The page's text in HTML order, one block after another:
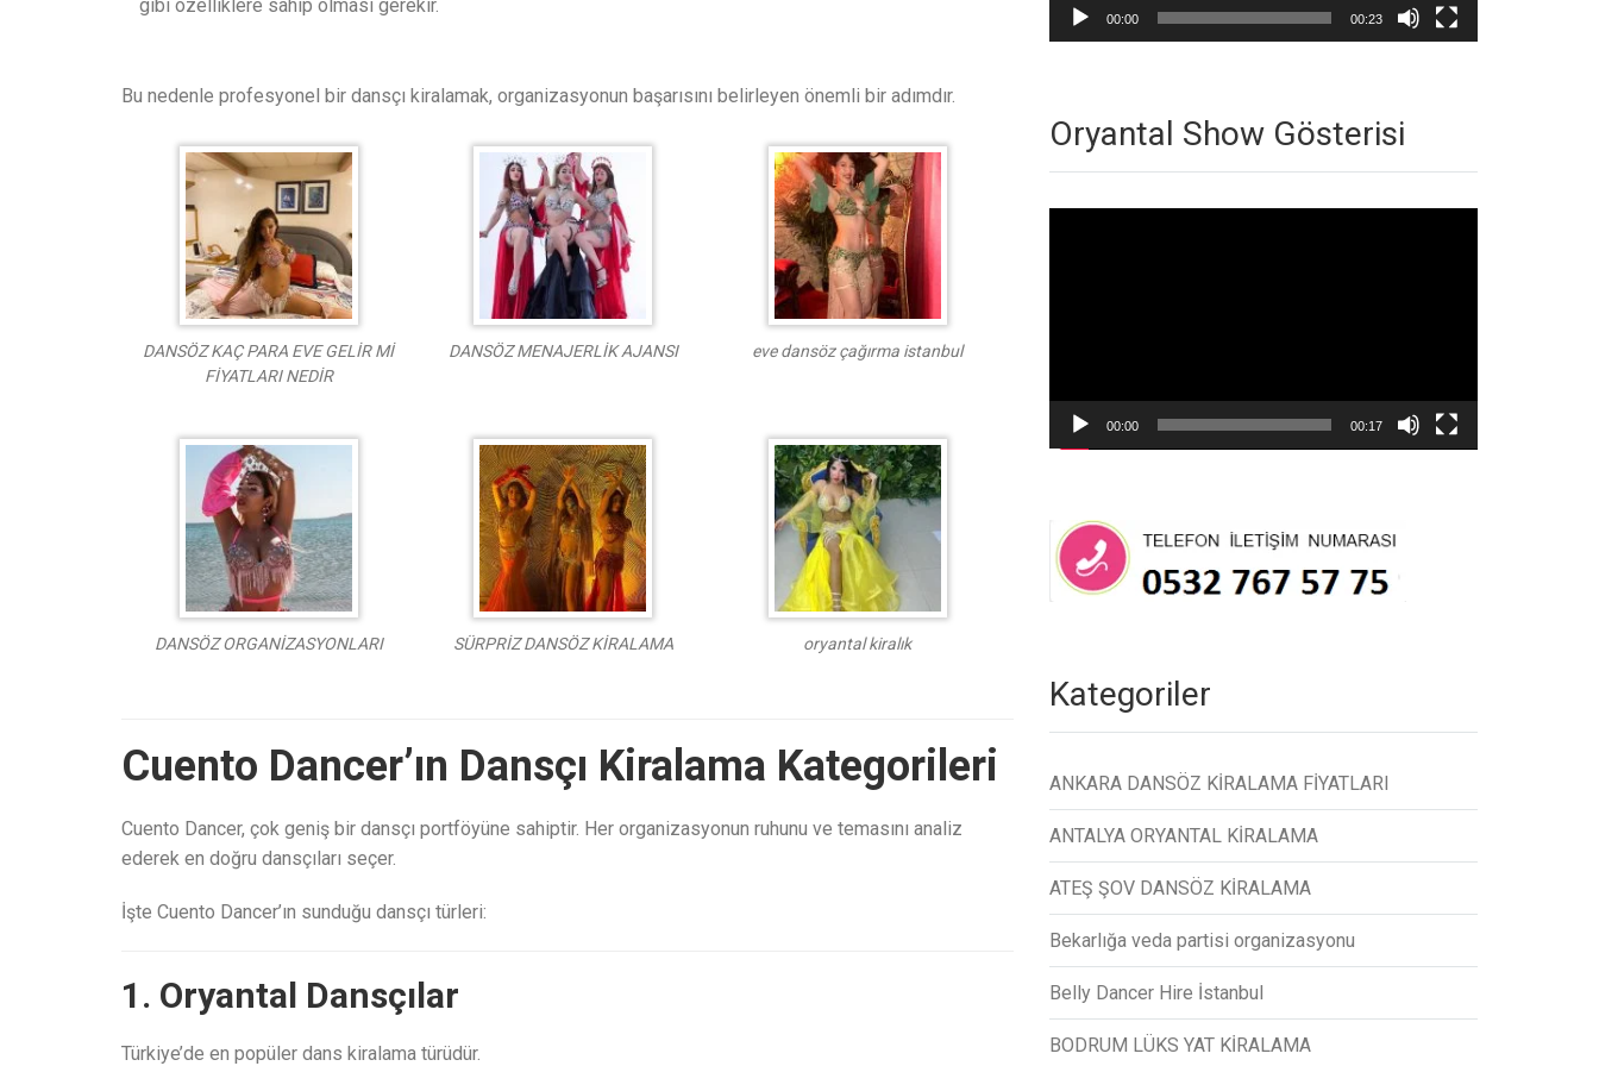
gibi özelliklere sahip olması gerekir.
Bu nedenle profesyonel bir dansçı kiralamak, organizasyonun başarısını belirleyen önemli bir adımdır.
DANSÖZ KAÇ PARA EVE GELİR Mİ
FİYATLARI NEDİR
DANSÖZ MENAJERLİK AJANSI eve dansöz çağırma istanbul
DANSÖZ ORGANİZASYONLARI SÜRPRİZ DANSÖZ KİRALAMA oryantal kiralık
Cuento Dancer’ın Dansçı Kiralama Kategorileri
Cuento Dancer, çok geniş bir dansçı portföyüne sahiptir. Her organizasyonun ruhunu ve temasını analiz
ederek en doğru dansçıları seçer.
İşte Cuento Dancer’ın sunduğu dansçı türleri:
1. Oryantal Dansçılar
Türkiye’de en popüler dans kiralama türüdür.
00:00 00:23
Oryantal Show Gösterisi
00:00 00:17
Kategoriler
ANKARA DANSÖZ KİRALAMA FİYATLARI
ANTALYA ORYANTAL KİRALAMA
ATEŞ ŞOV DANSÖZ KİRALAMA
Bekarlığa veda partisi organizasyonu
Belly Dancer Hire İstanbul
BODRUM LÜKS YAT KİRALAMA